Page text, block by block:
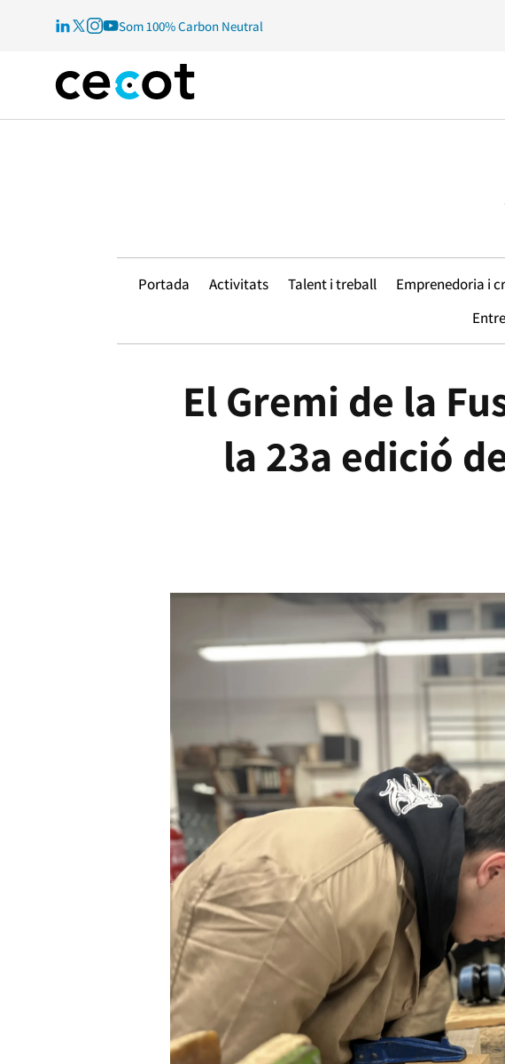
Som 100% Carbon Neutral
Portada Activitats Talent i treball Emprenedoria i
El Gremi de la
la 23a edició